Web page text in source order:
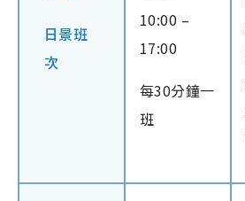
日景班
次
10:00 –
17:00
每30分鐘一
班